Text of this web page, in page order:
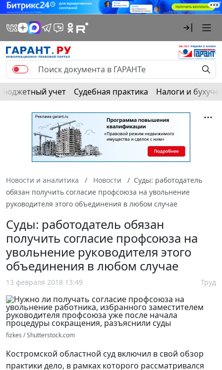
Бюджетный учет Судебная практика Налоги и
Новости и аналитика Новости
Суды: работодатель
обязан получить согласие профсоюза на увольнение
руководителя этого объединения в любом случае
Суды: работодатель обязан
получить согласие профсоюза на
увольнение руководителя этого
объединения в любом случае
13 февраля 2018 13:49 Труд
fizkes / Shutterstock.com
Костромской областной суд включил в свой обзор
практики дело, в рамках которого рассматривался